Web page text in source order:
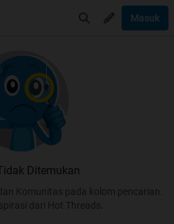
Masuk
Ditemukan
Komunitas pada kolom pencarian.
dari Hot Threads.